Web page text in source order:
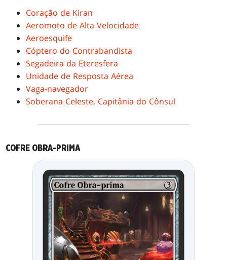
Coração de Kiran
Aeromoto de Alta Velocidade
Aeroesquife
Cóptero do Contrabandista
Segadeira da Eteresfera
Unidade de Resposta Aérea
Vaga-navegador
Soberana Celeste, Capitânia do Cônsul
COFRE OBRA-PRIMA